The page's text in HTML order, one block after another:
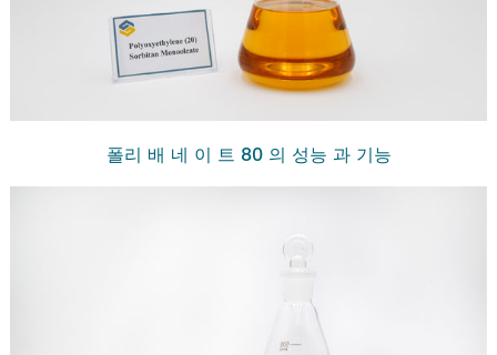
폴리 배 네 이 트 80 의 성능 과 기능